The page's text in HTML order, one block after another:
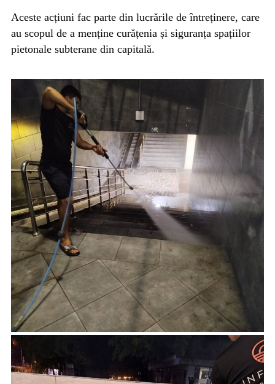
Aceste acțiuni fac parte din lucrările de întreținere, care
au scopul de a menține curățenia și siguranța spațiilor
pietonale subterane din capitală.